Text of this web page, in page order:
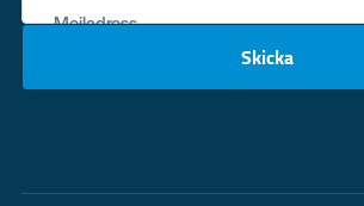
Mejladress
Skicka